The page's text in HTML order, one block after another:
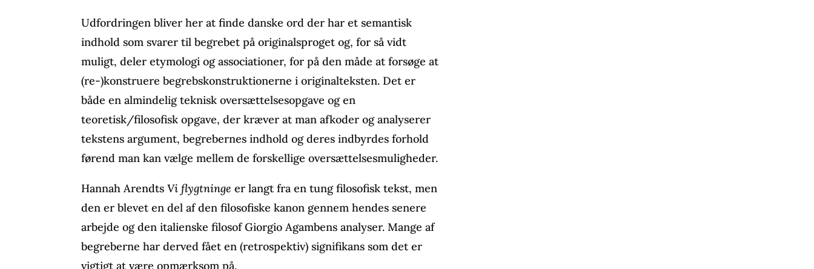
Udfordringen bliver her at finde danske ord der har et semantisk
indhold som svarer til begrebet på originalsproget og, for så vidt
muligt, deler etymologi og associationer, for på den måde at forsøge at
(re-)konstruere begrebskonstruktionerne i originalteksten. Det er
både en almindelig teknisk oversættelsesopgave og en
teoretisk/filosofisk opgave, der kræver at man afkoder og analyserer
tekstens argument, begrebernes indhold og deres indbyrdes forhold
førend man kan vælge mellem de forskellige oversættelsesmuligheder.
Hannah ArendtsVi flygtninge er langt fra en tung filosofisk tekst, men
den er blevet en del af den filosofiske kanon gennem hendes senere
arbejde og den italienske filosof Giorgio Agambens analyser. Mange af
begreberne har derved fået en (retrospektiv) signifikans som det er
vigtigt at være opmærksom på.